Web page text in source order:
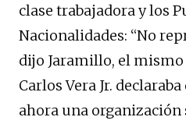
clase trabajadora y los
Nacionalidades: “No
dijo Jaramillo, el mismo
Carlos Vera Jr. declaraba
ahora una organización